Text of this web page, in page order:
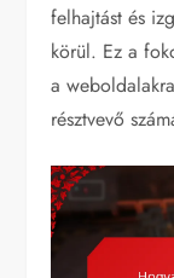
felhajtást és
körül. Ez a
a
résztvevő